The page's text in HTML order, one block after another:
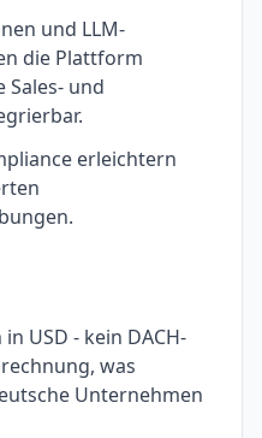
und LLM-
die Plattform
Sales- und
erleichtern
USD - kein DACH-
was
Unternehmen